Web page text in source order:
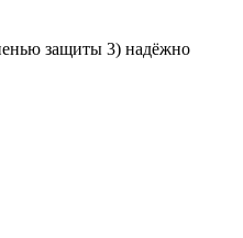
защиты 3) надёжно